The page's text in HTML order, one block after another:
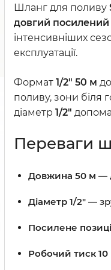
Шланг для поливу
довгий
інтенсивніших
експлуатації.
Формат 1/2" 50 м
поливу, зони біля
діаметр 1/2"
Переваги
Довжина 50 м —
Діаметр 1/2" —
Посилене
Робочий тиск 10